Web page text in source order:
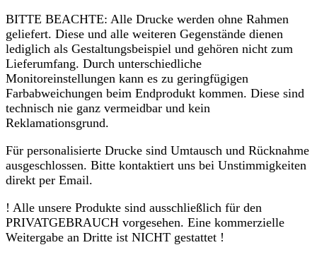
BITTE BEACHTE: Alle Drucke werden ohne Rahmen
geliefert. Diese und alle weiteren Gegenstände dienen
lediglich als Gestaltungsbeispiel und gehören nicht zum
Lieferumfang. Durch unterschiedliche
Monitoreinstellungen kann es zu geringfügigen
Farbabweichungen beim Endprodukt kommen. Diese sind
technisch nie ganz vermeidbar und kein
Reklamationsgrund.
Für personalisierte Drucke sind Umtausch und Rücknahme
ausgeschlossen. Bitte kontaktiert uns bei Unstimmigkeiten
direkt per Email.
! Alle unsere Produkte sind ausschließlich für den
PRIVATGEBRAUCH vorgesehen. Eine kommerzielle
Weitergabe an Dritte ist NICHT gestattet !